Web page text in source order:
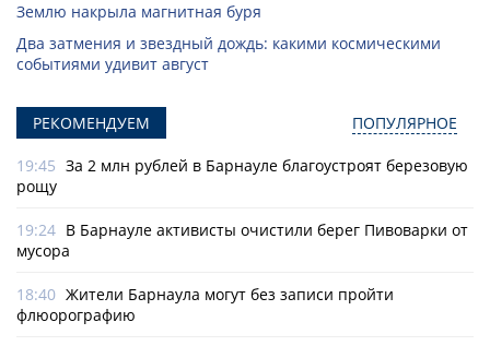
Землю накрыла магнитная буря
Два затмения и звездный дождь: какими космическими
событиями удивит август
РЕКОМЕНДУЕМ ПОПУЛЯРНОЕ
19:45 За 2 млн рублей в Барнауле благоустроят березовую
рощу
19:24 В Барнауле активисты очистили берег Пивоварки от
мусора
18:40 Жители Барнаула могут без записи пройти
флюорографию